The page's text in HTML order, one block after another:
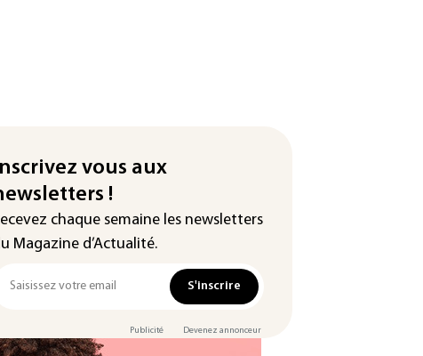
vous aux
!
chaque semaine les newsletters
Magazine d’Actualité.
S'inscrire
Publicité Devenez annonceur